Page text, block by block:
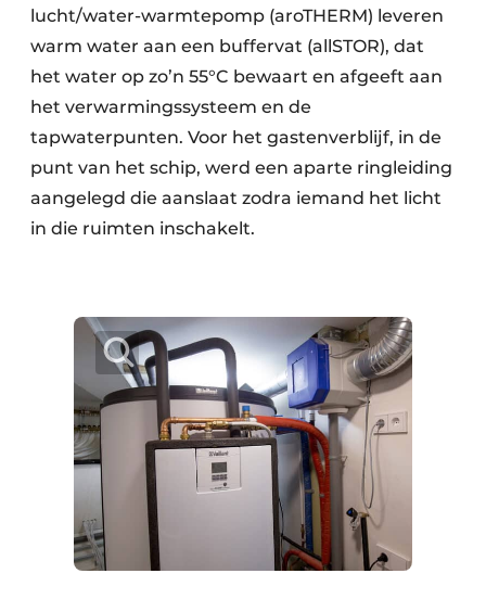
lucht/water-warmtepomp (aroTHERM) leveren
warm water aan een buffervat (allSTOR), dat
het water op zo’n 55°C bewaart en afgeeft aan
het verwarmingssysteem en de
tapwaterpunten. Voor het gastenverblijf, in de
punt van het schip, werd een aparte ringleiding
aangelegd die aanslaat zodra iemand het licht
in die ruimten inschakelt.